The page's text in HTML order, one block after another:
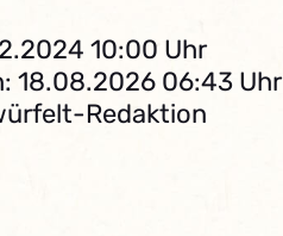
10:00 Uhr
18.08.2026 06:43 Uhr
Redaktion